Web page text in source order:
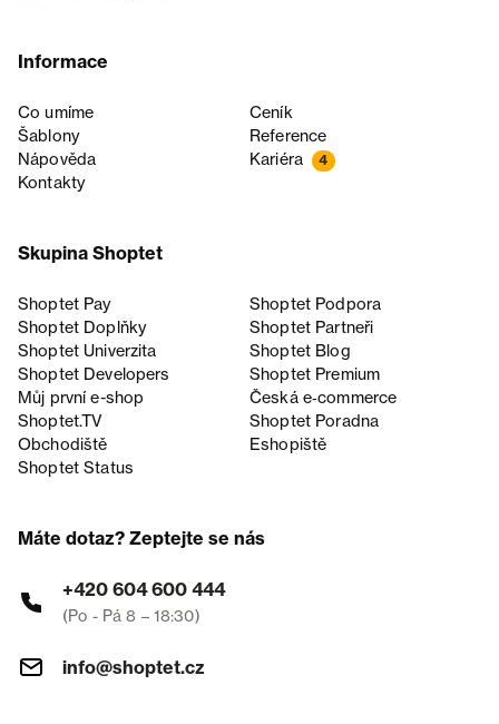
Informace
Co umíme
Ceník
Šablony
Reference
Nápověda
Kariéra 4
Kontakty
Skupina Shoptet
Shoptet Pay
Shoptet Podpora
Shoptet Doplňky
Shoptet Partneři
Shoptet Univerzita
Shoptet Blog
Shoptet Developers
Shoptet Premium
Můj první e-shop
Česká e‑commerce
Shoptet.TV
Shoptet Poradna
Obchodiště
Eshopiště
Shoptet Status
Máte dotaz? Zeptejte se nás
+420 604 600 444
(Po - Pá 8 – 18:30)
info@shoptet.cz